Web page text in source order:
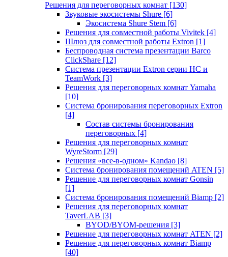
Решения для переговорных комнат [130]
Звуковые экосистемы Shure [6]
Экосистема Shure Stem [6]
Решения для совместной работы Vivitek [4]
Шлюз для совместной работы Extron [1]
Беспроводная система презентации Barco
ClickShare [12]
Система презентации Extron серии HC и
TeamWork [3]
Решения для переговорных комнат Yamaha
[10]
Система бронирования переговорных Extron
[4]
Состав системы бронирования
переговорных [4]
Решения для переговорных комнат
WyreStorm [29]
Решения «все-в-одном» Kandao [8]
Система бронирования помещений ATEN [5]
Решение для переговорных комнат Gonsin
[1]
Система бронирования помещений Biamp [2]
Решения для переговорных комнат
TaverLAB [3]
BYOD/BYOM-решения [3]
Решение для переговорных комнат ATEN [2]
Решение для переговорных комнат Biamp
[40]